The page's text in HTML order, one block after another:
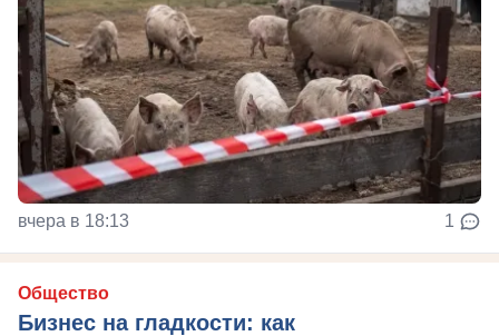
вчера в 18:13 1
Общество
Бизнес на гладкости: как